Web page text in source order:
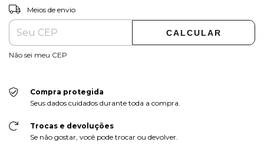
Entregas para o CEP:
Meios de envio
CALCULAR
Não sei meu CEP
Compra protegida
Seus dados cuidados durante toda a compra.
Trocas e devoluções
Se não gostar, você pode trocar ou devolver.